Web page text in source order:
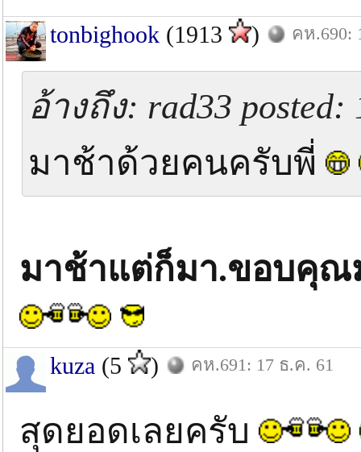
tonbighook (1913 ) คห.690:
อ้างถึง: rad33 posted:
มาช้าด้วยคนครับพี่
มาช้าแต่ก็มา.ขอบคุณ
kuza (5 ) คห.691: 17 ธ.ค. 61
สุดยอดเลยครับ